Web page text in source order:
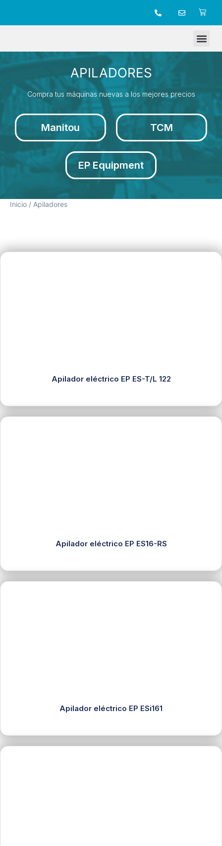
APILADORES
Compra tus máquinas nuevas a los mejores precios
Manitou TCM
EP Equipment
Inicio / Apiladores
Apilador eléctrico EP ES-T/L 122
Apilador eléctrico EP ES16-RS
Apilador eléctrico EP ESi161